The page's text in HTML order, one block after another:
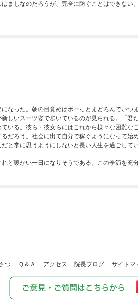
ましなのだろうが、完全に防ぐことはできない
なった。朝の目覚めはボーっとまどろんでいつ
しいスーツ姿で歩いているのが見られる。「君
いる。彼ら・彼女らにはこれから様々な困難な
だろう。社会に出て自分で稼ぐようになって始
と常に思うようにしないと長い人生を過ごして
ど暖かい一日になりそうである。この季節を充
つ Ｑ＆Ａ アクセス 院長ブログ サイトマ